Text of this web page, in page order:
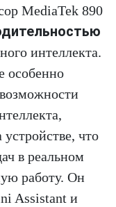
MediaTek 890
интеллекта.
особенно
что
в реальном
работу. Он
Assistant и